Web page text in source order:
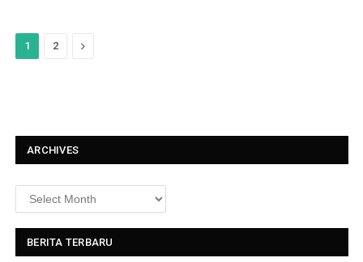
1 2
N
ARCHIVES
BERITA TERBARU